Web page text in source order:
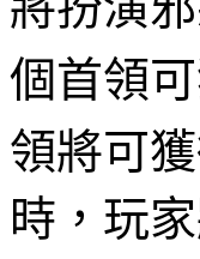
個首領
領將可
時，玩